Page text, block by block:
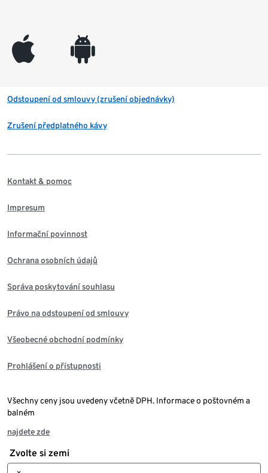
appleinc android
Odstoupení od smlouvy (zrušení objednávky)
Zrušení předplatného kávy
Kontakt & pomoc
Impresum
Informační povinnost
Ochrana osobních údajů
Správa poskytování souhlasu
Právo na odstoupení od smlouvy
Všeobecné obchodní podmínky
Prohlášení o přístupnosti
Všechny ceny jsou uvedeny včetně DPH. Informace o poštovném a
balném
najdete zde
Zvolte si zemi